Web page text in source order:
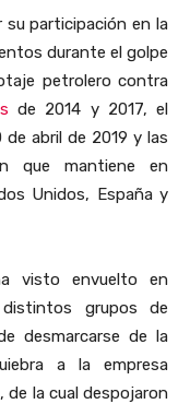
su participación en la
durante el golpe
petrolero contra
de 2014 y 2017, el
de abril de 2019 y las
que mantiene en
Unidos, España y
visto envuelto en
grupos de
desmarcarse de la
a la empresa
de la cual despojaron